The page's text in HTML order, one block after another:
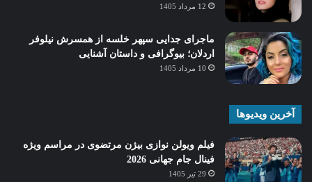
12 مرداد 1405
ماجرای جدایی سپهر خلسه از همسرش نیلوفر
اردلان؛ بیوگرافی و داستان آشنایی
10 مرداد 1405
آخرین ویدیوها
فیلم ویولن نوازی بیژن مرتضوی در مراسم ویژه
فینال جام جهانی 2026
29 تیر 1405